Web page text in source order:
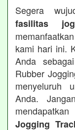
Segera
fasilitas
kami hari ini.
Anda
Rubber
menyeluruh
Anda.
mendapatkan
Jogging